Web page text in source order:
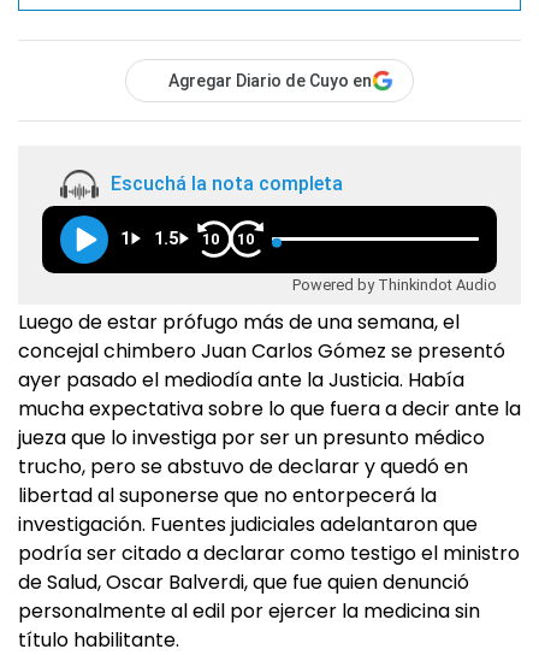
Agregar Diario de Cuyo en
Escuchá la nota completa
1 1.5 10 10
Powered by Thinkindot Audio
Luego de estar prófugo más de una semana, el
concejal chimbero Juan Carlos Gómez se presentó
ayer pasado el mediodía ante la Justicia. Había
mucha expectativa sobre lo que fuera a decir ante la
jueza que lo investiga por ser un presunto médico
trucho, pero se abstuvo de declarar y quedó en
libertad al suponerse que no entorpecerá la
investigación. Fuentes judiciales adelantaron que
podría ser citado a declarar como testigo el ministro
de Salud, Oscar Balverdi, que fue quien denunció
personalmente al edil por ejercer la medicina sin
título habilitante.